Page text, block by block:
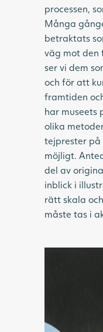
processen,
Många
betraktats
väg mot den
ser vi dem
och för att
framtiden
har museets
olika
tejprester på
möjligt.
del av
inblick i
rätt skala
måste tas i